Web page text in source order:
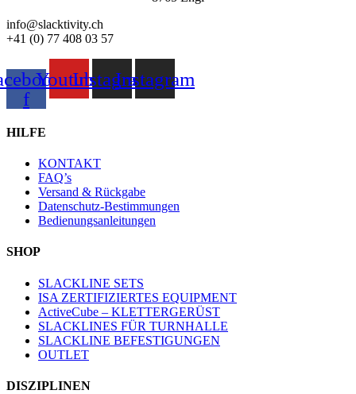
info@slacktivity.ch
+41 (0) 77 408 03 57
f
YoutubeInstagramInstagram
HILFE
KONTAKT
FAQ’s
Versand & Rückgabe
Datenschutz-Bestimmungen
Bedienungsanleitungen
SHOP
SLACKLINE SETS
ISA ZERTIFIZIERTES EQUIPMENT
ActiveCube – KLETTERGERÜST
SLACKLINES FÜR TURNHALLE
SLACKLINE BEFESTIGUNGEN
OUTLET
DISZIPLINEN